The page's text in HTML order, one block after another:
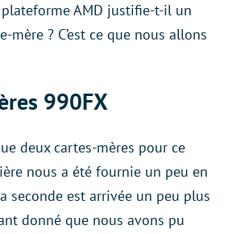
AMD justifie-t-il un
mère ? C’est ce que nous allons
990FX
deux cartes-mères pour ce
nous a été fournie un peu en
seconde est arrivée un peu plus
donné que nous avons pu